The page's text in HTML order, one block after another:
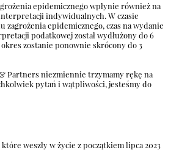
epidemicznego wpłynie również na
indywidualnych. W czasie
zagrożenia epidemicznego, czas na wydanie
podatkowej został wydłużony do 6
okres zostanie ponownie skrócony do 3
Partners niezmiennie trzymamy rękę na
pytań i wątpliwości, jesteśmy do
weszły w życie z początkiem lipca 2023